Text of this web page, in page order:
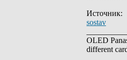
Источник:
sostav
OLED
different